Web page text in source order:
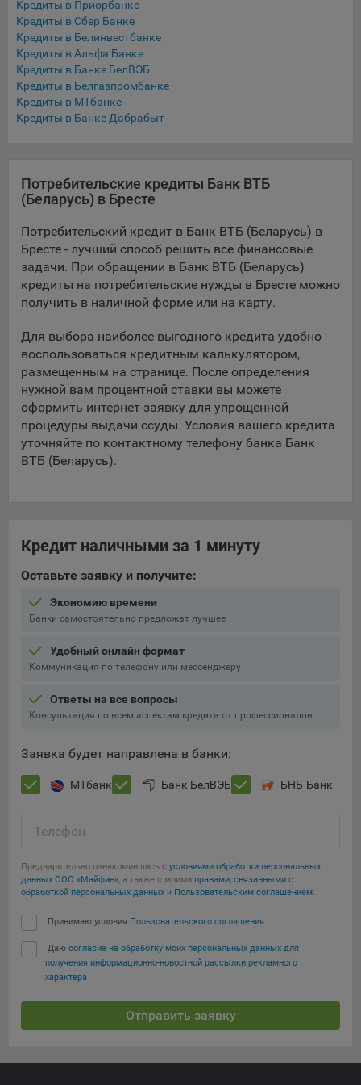
Подобные функции улучшают условия работы
пользователей с сайтом.
9.3. Файлы cookie предпочтений, например, для настройки
контента. Данные файлы cookie собирают информацию о
выборе пользователя на сайте и его предпочтениях и
позволяют Обществу «запомнить» информацию о
выбранном пользователем городе и других местных
9.4. Аналитические файлы cookie, например
Яндекс.Метрика, Google Analytics. Данные файлы cookie
собирают информацию о том, как пользователь
использовал сайты, и позволяют Обществу вносить в них
улучшения.
Аналитические файлы cookie показывают, какие страницы
сайта Общества посещаются чаще всего, помогают
сайта, а также позволяют оценить эффективность
рекламы. Благодаря этому у Общества есть возможность
составить представление о тенденциях использования
сайта в целом. Общество использует информацию для
анализа трафика на сайтах.
9.5. Файлы cookie, применяемые для определения целевой
аудитории и в рекламных целях, например Яндекс.Метрика,
Google Analytics.
платформ «Google Analytics», «Яндекс.Метрика»
передаются третьим лицам, часть из которых хранятся во
Остальные - не более года.
Отключение аналитических файлов cookie не позволяет
определять предпочтения пользователей сайта, в том числе
меры по совершенствованию работы сайта исходя из
предпочтений пользователей.
При этом, некоторые браузеры позволяют посещать
хранимый на компьютере объем информации и
сохраненные файлов cookie выбрав соответствующую
Подробнее о параметрах управления можно ознакомиться,
перейдя по внешним ссылкам, ведущим на
соответствующие страницы сайтов основных браузеров:
Firefox
Chrome
Internet Explorer
Сохранить по умолчанию
Кредиты в Приорбанке
Кредиты в Сбер Банке
Кредиты в Белинвестбанке
Кредиты в Альфа Банке
Кредиты в Банке БелВЭБ
Кредиты в Белгазпромбанке
Кредиты в МТбанке
Кредиты в Банке Дабрабыт
Потребительские кредиты Банк ВТБ
(Беларусь) в Бресте
Потребительский кредит в Банк ВТБ (Беларусь) в
Бресте - лучший способ решить все финансовые
задачи. При обращении в Банк ВТБ (Беларусь)
кредиты на потребительские нужды в Бресте можно
получить в наличной форме или на карту.
Для выбора наиболее выгодного кредита удобно
воспользоваться кредитным калькулятором,
размещенным на странице. После определения
нужной вам процентной ставки вы можете
оформить интернет-заявку для упрощенной
процедуры выдачи ссуды. Условия вашего кредита
уточняйте по контактному телефону банка Банк
ВТБ (Беларусь).
Кредит наличными за 1 минуту
Оставьте заявку и получите:
Экономию времени
Банки самостоятельно предложат лучшее
Удобный онлайн формат
Коммуникация по телефону или мессенджеру
Ответы на все вопросы
Консультация по всем аспектам кредита от профессионалов
Заявка будет направлена в банки:
МТбанк Банк БелВЭБ БНБ-Банк
Телефон
Предварительно ознакомившись с условиями обработки персональных
данных ООО «Майфин», а также с моими правами, связанными с
обработкой персональных данных и Пользовательским соглашением:
Принимаю условия Пользовательского соглашения
Даю согласие на обработку моих персональных данных для
получения информационно-новостной рассылки рекламного
характера
Отправить заявку